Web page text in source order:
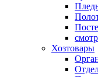
Хозтовары